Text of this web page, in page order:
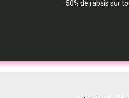
50% de rabais sur